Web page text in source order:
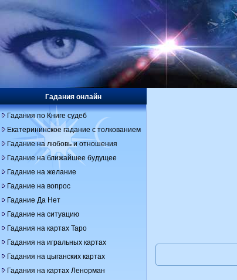
Гадания онлайн
Гадания по Книге судеб
Екатерининское гадание с толкованием
Гадание на любовь и отношения
Гадание на ближайшее будущее
Гадание на желание
Гадание на вопрос
Гадание Да Нет
Гадание на ситуацию
Гадания на картах Таро
Гадания на игральных картах
Гадания на цыганских картах
Гадания на картах Ленорман